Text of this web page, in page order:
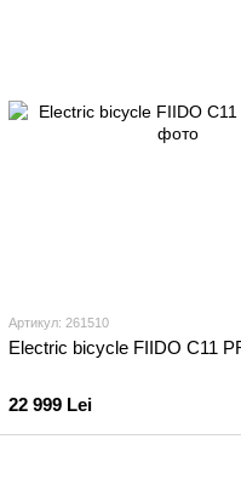
Артикул: 261510
Electric bicycle FIIDO C11
22 999 Lei